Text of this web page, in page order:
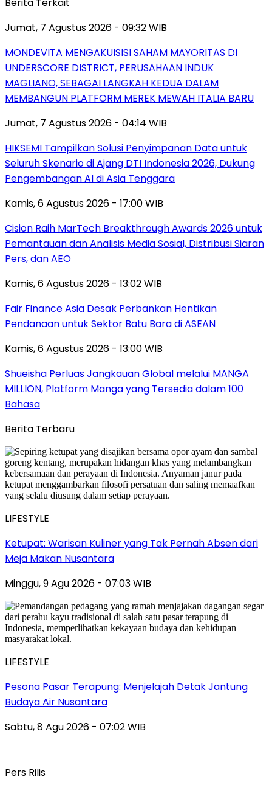
Jumat, 7 Agustus 2026 - 09:32 WIB
MONDEVITA MENGAKUISISI SAHAM MAYORITAS DI
UNDERSCORE DISTRICT, PERUSAHAAN INDUK
MAGLIANO, SEBAGAI LANGKAH KEDUA DALAM
MEMBANGUN PLATFORM MEREK MEWAH ITALIA BARU
Jumat, 7 Agustus 2026 - 04:14 WIB
HIKSEMI Tampilkan Solusi Penyimpanan Data untuk
Seluruh Skenario di Ajang DTI Indonesia 2026, Dukung
Pengembangan AI di Asia Tenggara
Kamis, 6 Agustus 2026 - 17:00 WIB
Cision Raih MarTech Breakthrough Awards 2026 untuk
Pemantauan dan Analisis Media Sosial, Distribusi Siaran
Pers, dan AEO
Kamis, 6 Agustus 2026 - 13:02 WIB
Fair Finance Asia Desak Perbankan Hentikan
Pendanaan untuk Sektor Batu Bara di ASEAN
Kamis, 6 Agustus 2026 - 13:00 WIB
Shueisha Perluas Jangkauan Global melalui MANGA
MILLION, Platform Manga yang Tersedia dalam 100
Bahasa
Berita Terbaru
LIFESTYLE
Ketupat: Warisan Kuliner yang Tak Pernah Absen dari
Meja Makan Nusantara
Minggu, 9 Agu 2026 - 07:03 WIB
LIFESTYLE
Pesona Pasar Terapung: Menjelajah Detak Jantung
Budaya Air Nusantara
Sabtu, 8 Agu 2026 - 07:02 WIB
Pers Rilis